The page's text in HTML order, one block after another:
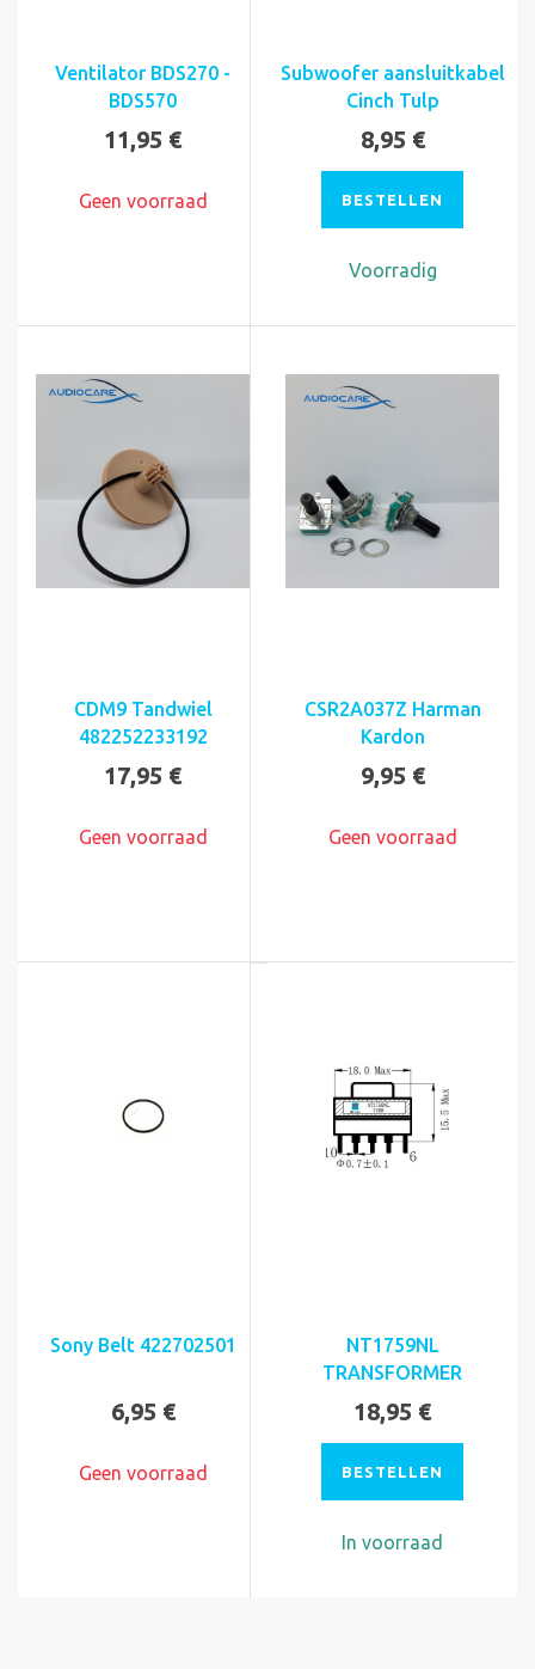
Ventilator BDS270 -
BDS570
11,95 €
Geen voorraad
Subwoofer aansluitkabel
Cinch Tulp
8,95 €
BESTELLEN
Voorradig
CDM9 Tandwiel
482252233192
17,95 €
Geen voorraad
CSR2A037Z Harman
Kardon
9,95 €
Geen voorraad
Sony Belt 422702501
6,95 €
Geen voorraad
NT1759NL
TRANSFORMER
18,95 €
BESTELLEN
In voorraad